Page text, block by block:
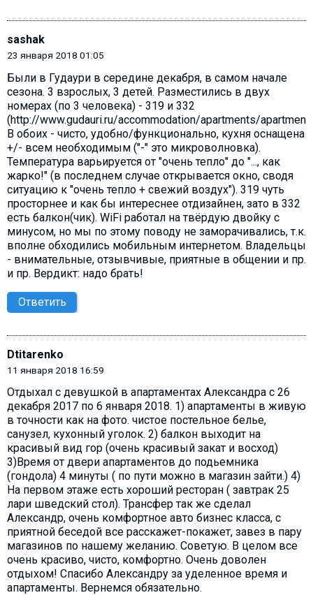
sashak
23 января 2018 01:05
Были в Гудаури в середине декабря, в самом начале
сезона. 3 взрослых, 3 детей. Разместились в двух
номерах (по 3 человека) - 319 и 332
(http://www.gudauri.ru/accommodation/apartments/
В обоих - чисто, удобно/функционально, кухня оснащена
+/- всем необходимым ("-" это микроволновка).
Температура варьируется от "очень тепло" до "..., как
жарко!" (в последнем случае открывается окно, сводя
ситуацию к "очень тепло + свежий воздух"). 319 чуть
просторнее и как бы интереснее отдизайнен, зато в 332
есть балкон(чик). WiFi работал на твёрдую двойку с
минусом, но мы по этому поводу не заморачивались, т.к.
вполне обходились мобильным интернетом. Владельцы
- внимательные, отзывчивые, приятные в общении и пр.
и пр. Вердикт: надо брать!
Ответить
Dtitarenko
11 января 2018 16:59
Отдыхал с девушкой в апартаментах Александра с 26
декабря 2017 по 6 января 2018. 1) апартаменты в живую
в точности как на фото. чистое постельное белье,
санузел, кухонный уголок. 2) балкон выходит на
красивый вид гор (очень красивый закат и восход)
3)Время от двери апартаментов до подьемника
(гондола) 4 минуты ( по пути можно в магазин зайти.) 4)
На первом этаже есть хороший ресторан ( завтрак 25
лари шведский стол). Трансфер так же сделал
Александр, очень комфортное авто бизнес класса, с
приятной беседой все расскажет-покажет, завез в пару
магазинов по нашему желанию. Советую. В целом все
очень красиво, чисто, комфортно. Очень доволен
отдыхом! Спасибо Александру за уделенное время и
апартаменты. Вернемся обязательно.